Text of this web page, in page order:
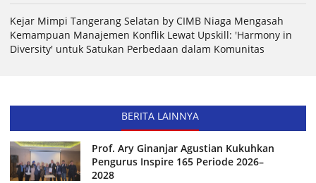
Kejar Mimpi Tangerang Selatan by CIMB Niaga Mengasah
Kemampuan Manajemen Konflik Lewat Upskill: 'Harmony in
Diversity' untuk Satukan Perbedaan dalam Komunitas
BERITA LAINNYA
Prof. Ary Ginanjar Agustian Kukuhkan
Pengurus Inspire 165 Periode 2026–
2028